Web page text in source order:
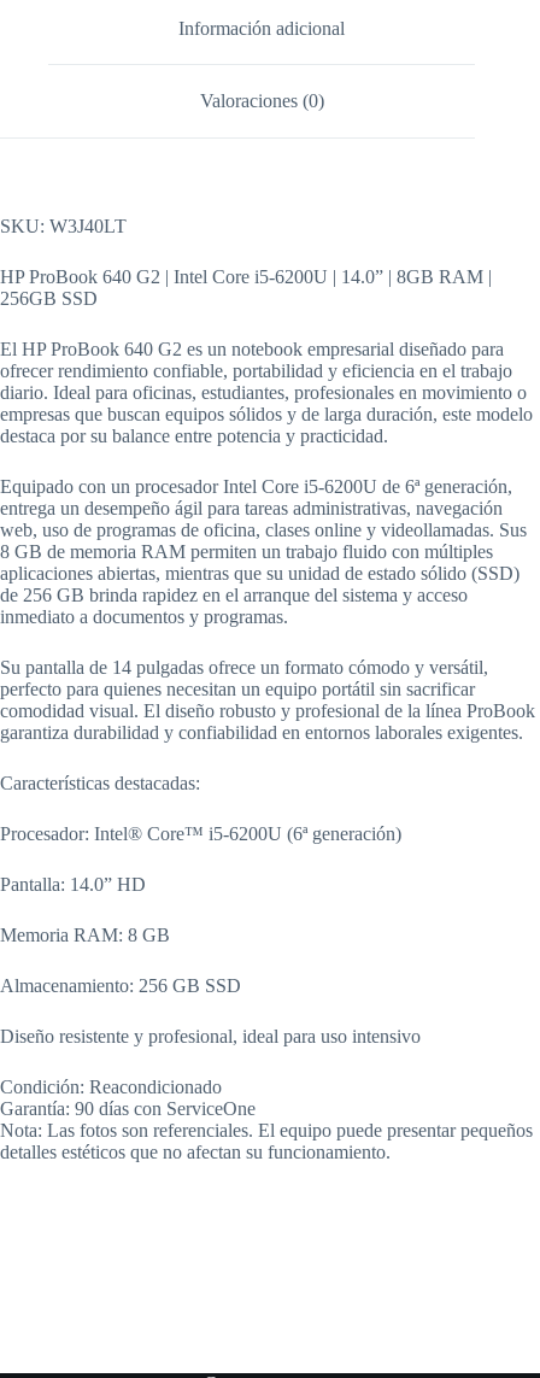
Información adicional
Valoraciones (0)
SKU: W3J40LT
HP ProBook 640 G2 | Intel Core i5-6200U | 14.0” | 8GB RAM |
256GB SSD
El HP ProBook 640 G2 es un notebook empresarial diseñado para
ofrecer rendimiento confiable, portabilidad y eficiencia en el trabajo
diario. Ideal para oficinas, estudiantes, profesionales en movimiento o
empresas que buscan equipos sólidos y de larga duración, este modelo
destaca por su balance entre potencia y practicidad.
Equipado con un procesador Intel Core i5-6200U de 6ª generación,
entrega un desempeño ágil para tareas administrativas, navegación
web, uso de programas de oficina, clases online y videollamadas. Sus
8 GB de memoria RAM permiten un trabajo fluido con múltiples
aplicaciones abiertas, mientras que su unidad de estado sólido (SSD)
de 256 GB brinda rapidez en el arranque del sistema y acceso
inmediato a documentos y programas.
Su pantalla de 14 pulgadas ofrece un formato cómodo y versátil,
perfecto para quienes necesitan un equipo portátil sin sacrificar
comodidad visual. El diseño robusto y profesional de la línea ProBook
garantiza durabilidad y confiabilidad en entornos laborales exigentes.
Características destacadas:
Procesador: Intel® Core™ i5-6200U (6ª generación)
Pantalla: 14.0” HD
Memoria RAM: 8 GB
Almacenamiento: 256 GB SSD
Diseño resistente y profesional, ideal para uso intensivo
Condición: Reacondicionado
Garantía: 90 días con ServiceOne
Nota: Las fotos son referenciales. El equipo puede presentar pequeños
detalles estéticos que no afectan su funcionamiento.